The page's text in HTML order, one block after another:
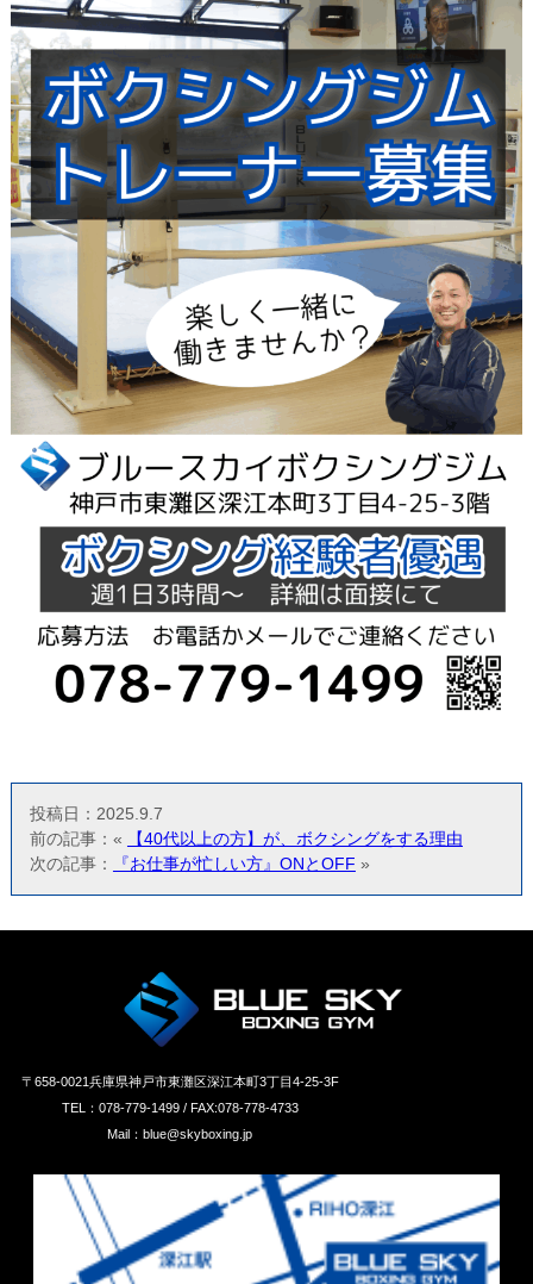
投稿日：2025.9.7
前の記事：«
【40代以上の方】が、ボクシングをする理由
次の記事：
『お仕事が忙しい方』ONとOFF »
〒658‐0021兵庫県神戸市東灘区深江本町3丁目4-25-3F
TEL：078-779-1499 / FAX:078-778-4733
Mail：blue@skyboxing.jp